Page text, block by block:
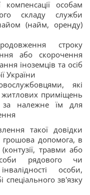
особам
складу служби
(найм, оренду)
строку
або скорочення
іноземців та осіб
України
які
приміщень
за належне їм для
такої довідки
грошова допомога, в
травми або
рядового чи
особи,
спеціального зв'язку